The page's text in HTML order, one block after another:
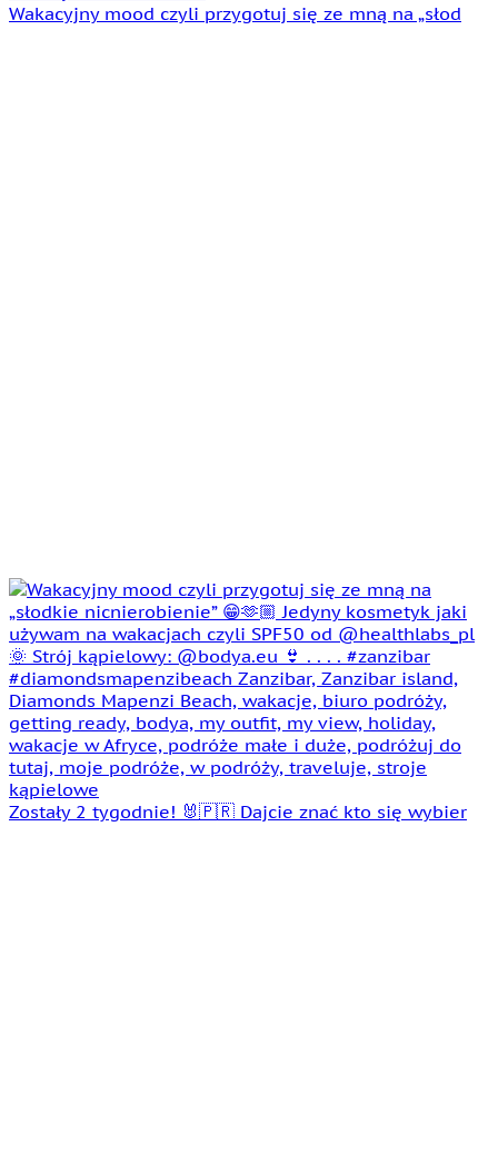
Wakacyjny mood czyli przygotuj się ze mną na „słod
Zostały 2 tygodnie! 🐰🇵🇷 Dajcie znać kto się wybier